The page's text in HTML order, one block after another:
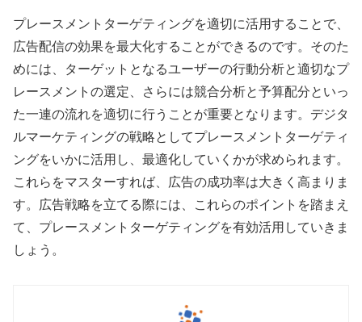
プレースメントターゲティングを適切に活用することで、
広告配信の効果を最大化することができるのです。そのた
めには、ターゲットとなるユーザーの行動分析と適切なプ
レースメントの選定、さらには競合分析と予算配分といっ
た一連の流れを適切に行うことが重要となります。デジタ
ルマーケティングの戦略としてプレースメントターゲティ
ングをいかに活用し、最適化していくかが求められます。
これらをマスターすれば、広告の成功率は大きく高まりま
す。広告戦略を立てる際には、これらのポイントを踏まえ
て、プレースメントターゲティングを有効活用していきま
しょう。